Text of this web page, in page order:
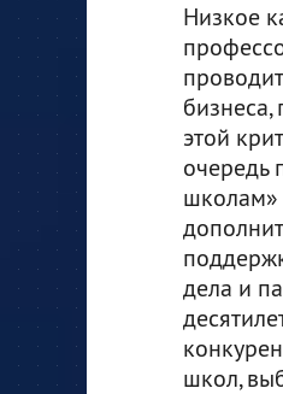
Низкое
этой
очередь
школам»
дела и
школ,